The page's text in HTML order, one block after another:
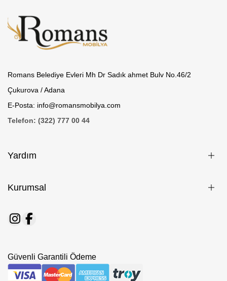
Romans Belediye Evleri Mh Dr Sadık ahmet Bulv No.46/2
Çukurova / Adana
E-Posta: info@romansmobilya.com
Telefon: (322) 777 00 44
Yardım
Kurumsal
Güvenli Garantili Ödeme